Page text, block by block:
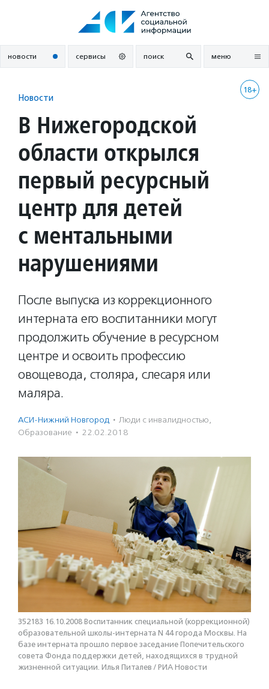
новости сервисы поиск меню
18+
Новости
В Нижегородской
области открылся
первый ресурсный
центр для детей
с ментальными
нарушениями
После выпуска из коррекционного
интерната его воспитанники могут
продолжить обучение в ресурсном
центре и освоить профессию
овощевода, столяра, слесаря или
маляра.
АСИ-Нижний Новгород · Люди с инвалидностью,
Образование · 22.02.2018
352183 16.10.2008 Воспитанник специальной (коррекционной)
образовательной школы-интерната N 44 города Москвы. На
базе интерната прошло первое заседание Попечительского
совета Фонда поддержки детей, находящихся в трудной
жизненной ситуации. Илья Питалев / РИА Новости